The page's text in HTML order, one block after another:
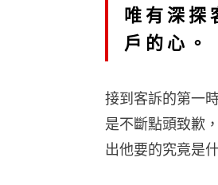
唯有深探
戶的心。
接到客訴的第一
是不斷點頭致歉
出他要的究竟是